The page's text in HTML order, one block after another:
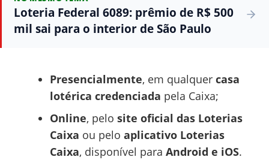
Loteria Federal 6089: prêmio de R$ 500
mil sai para o interior de São Paulo
Presencialmente, em qualquer casa
lotérica credenciada pela Caixa;
Online, pelo site oficial das Loterias
Caixa ou pelo aplicativo Loterias
Caixa, disponível para Android e iOS.